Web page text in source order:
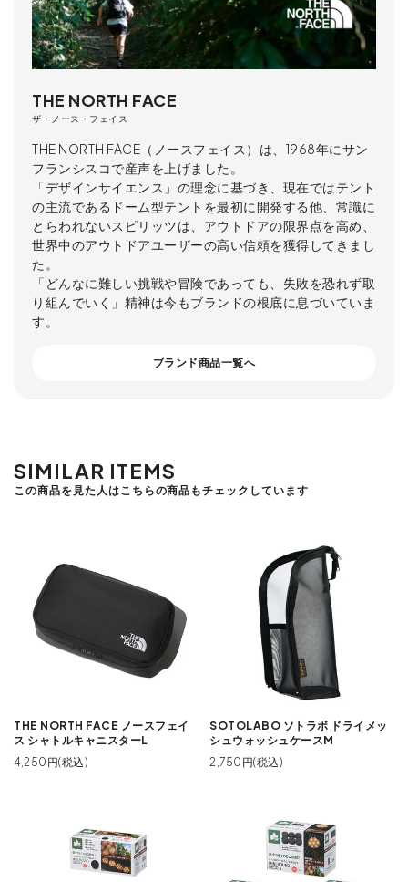
THE NORTH FACE
ザ・ノース・フェイス
THE NORTH FACE（ノースフェイス）は、1968年にサン
フランシスコで産声を上げました。
「デザインサイエンス」の理念に基づき、現在ではテント
の主流であるドーム型テントを最初に開発する他、常識に
とらわれないスピリッツは、アウトドアの限界点を高め、
世界中のアウトドアユーザーの高い信頼を獲得してきまし
た。
「どんなに難しい挑戦や冒険であっても、失敗を恐れず取
り組んでいく」精神は今もブランドの根底に息づいていま
す。
ブランド商品一覧へ
SIMILAR ITEMS
この商品を見た人はこちらの商品もチェックしています
THE NORTH FACE ノースフェイ
ス シャトルキャニスターL
4,250円(税込)
SOTOLABO ソトラボ ドライメッ
シュウォッシュケースM
2,750円(税込)